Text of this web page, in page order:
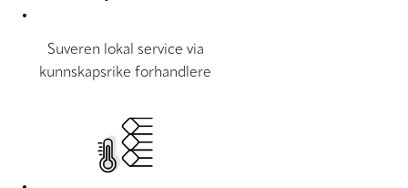
Suveren lokal service via
kunnskapsrike forhandlere